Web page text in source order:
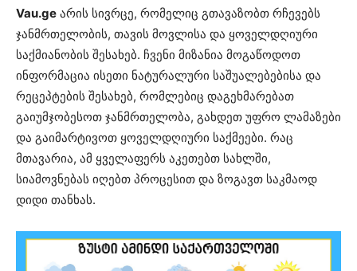
Vau.ge არის სივრცე, რომელიც გთავაზობთ რჩევებს
ჯანმრთელობის, თავის მოვლისა და ყოველდღიური
საქმიანობის შესახებ. ჩვენი მიზანია მოგაწოდოთ
ინფორმაცია ისეთი ნატურალური საშუალებებისა და
რეცეპტების შესახებ, რომლებიც დაგეხმარებათ
გაიუმჯობესოთ ჯანმრთელობა, გახდეთ უფრო ლამაზები
და გაიმარტივოთ ყოველდღიური საქმეები. რაც
მთავარია, ამ ყველაფერს აკეთებთ სახლში,
სიამოვნებას იღებთ პროცესით და ზოგავთ საკმაოდ
დიდი თანხას.